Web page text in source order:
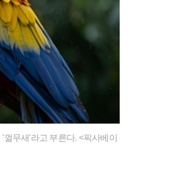
무새'라고 부른다. <픽사베이